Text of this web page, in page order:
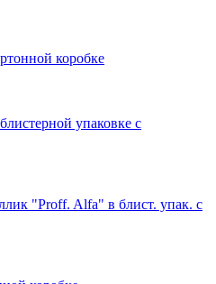
коробке
упаковке с
"Proff. Alfa" в блист. упак. с